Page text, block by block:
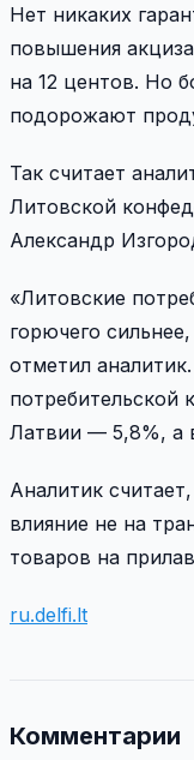
Нет никаких
повышения
на 12 центов. Но
подорожают
Так считает
Литовской
Александр
«Литовские
горючего
отметил
потребительской
Латвии — 5,8%, а
Аналитик
влияние не на
товаров на
ru.delfi.lt
Комментарии